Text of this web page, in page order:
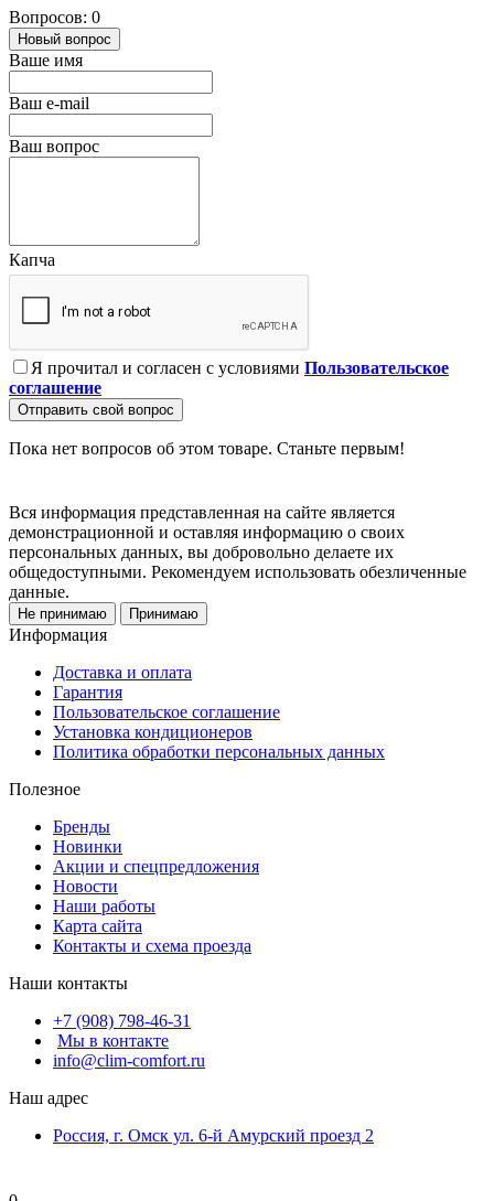
Вопросов: 0
Новый вопрос
Ваше имя
Ваш e-mail
Ваш вопрос
Капча
Я прочитал и согласен с условиями Пользовательское
соглашение
Отправить свой вопрос
Пока нет вопросов об этом товаре. Станьте первым!
Вся информация представленная на сайте является
демонстрационной и оставляя информацию о своих
персональных данных, вы добровольно делаете их
общедоступными. Рекомендуем использовать обезличенные
данные.
Не принимаю Принимаю
Информация
Доставка и оплата
Гарантия
Пользовательское соглашение
Установка кондиционеров
Политика обработки персональных данных
Полезное
Бренды
Новинки
Акции и спецпредложения
Новости
Наши работы
Карта сайта
Контакты и схема проезда
Наши контакты
+7 (908) 798-46-31
Мы в контакте
info@clim-comfort.ru
Наш адрес
Россия, г. Омск ул. 6-й Амурский проезд 2